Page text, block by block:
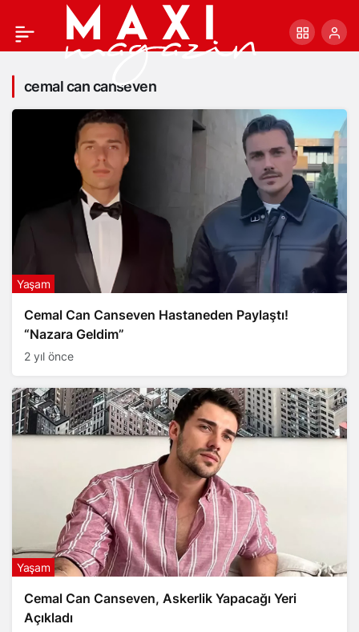
cemal can canseven
Cemal Can Canseven Hastaneden Paylaştı!
“Nazara Geldim”
Yaşam
2 yıl önce
Cemal Can Canseven, Askerlik Yapacağı Yeri
Açıkladı
Yaşam